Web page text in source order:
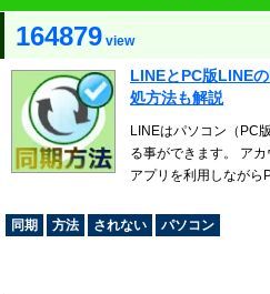
164879 view
LINEとPC版LINE
処方法も解説
LINEはパソコン（PC
る事ができます。 ア
アプリを利用しながら
同期
方法 されない パソコン